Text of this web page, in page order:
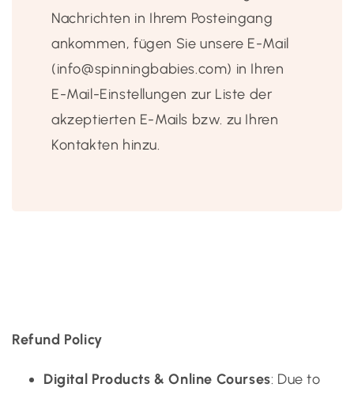
Nachrichten in Ihrem Posteingang
ankommen, fügen Sie unsere E-Mail
(info@spinningbabies.com) in Ihren
E-Mail-Einstellungen zur Liste der
akzeptierten E-Mails bzw. zu Ihren
Kontakten hinzu.
Refund Policy
Digital Products & Online Courses: Due to